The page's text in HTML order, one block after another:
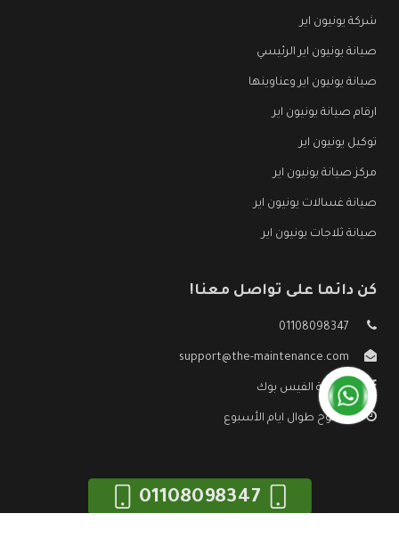
شركة يونيون اير
صيانة يونيون اير الرئيسي
صيانة يونيون اير وعناوينها
ارقام صيانة يونيون اير
توكيل يونيون اير
مركز صيانة يونيون اير
صيانة غسالات يونيون اير
صيانة ثلاجات يونيون اير
كن دائما على تواصل معنا!
01108098347
support@the-maintenance.com
صفحة الفيس بوك
مفتوح طوال ايام الأسبوع
01108098347